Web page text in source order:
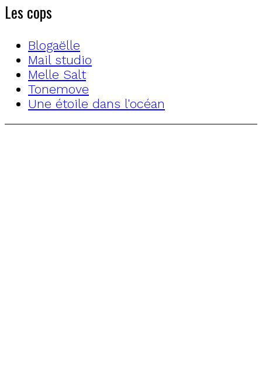
Les cops
Blogaëlle
Mail studio
Melle Salt
Tonemove
Une étoile dans l'océan